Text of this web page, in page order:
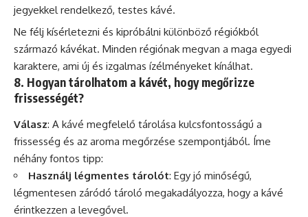
jegyekkel rendelkező, testes kávé.
Ne félj kísérletezni és kipróbálni különböző régiókból
származó kávékat. Minden régiónak megvan a maga egyedi
karaktere, ami új és izgalmas ízélményeket kínálhat.
8. Hogyan tárolhatom a kávét, hogy megőrizze
frissességét?
Válasz: A kávé megfelelő tárolása kulcsfontosságú a
frissesség és az aroma megőrzése szempontjából. Íme
néhány fontos tipp:
Használj légmentes tárolót: Egy jó minőségű,
légmentesen záródó tároló megakadályozza, hogy a kávé
érintkezzen a levegővel.